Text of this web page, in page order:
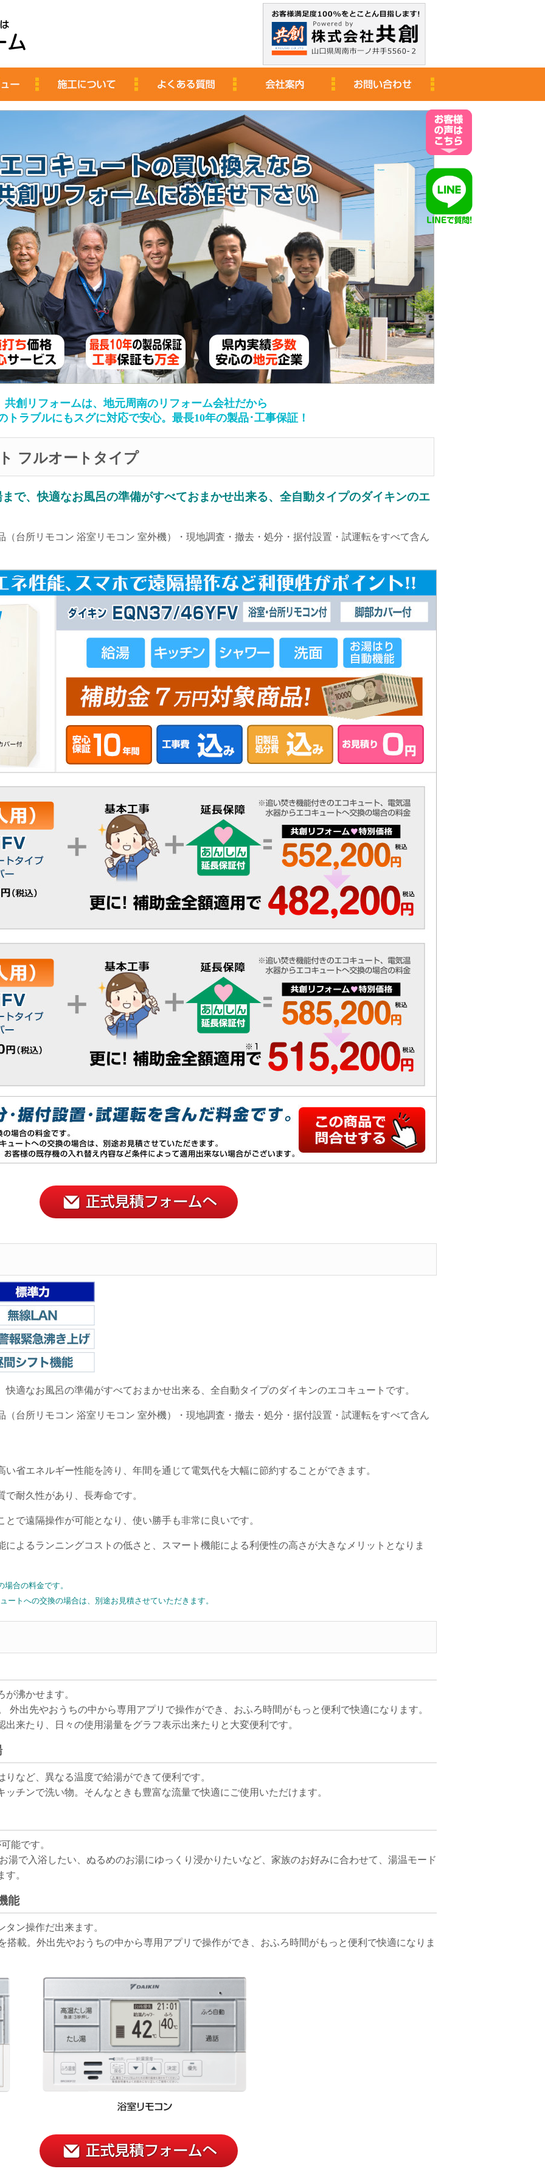
共創リフォームは、地元周南のリフォーム会社だから
トラブルにもスグに対応で安心。 最長10年の製品･工事保証！
フルオートタイプ
で、快適なお風呂の準備がすべておまかせ出来る、全自動タイプのダイキンのエ
（台所リモコン 浴室リモコン 室外機）・現地調査・撤去・処分・据付設置・試運転をすべて含ん
適なお風呂の準備がすべておまかせ出来る、全自動タイプのダイキンのエコキュートです。
（台所リモコン 浴室リモコン 室外機）・現地調査・撤去・処分・据付設置・試運転をすべて含ん
省エネルギー性能を誇り、年間を通じて電気代を大幅に節約することができます。
耐久性があり、長寿命です。
で遠隔操作が可能となり、使い勝手も非常に良いです。
よるランニングコストの低さと、スマート機能による利便性の高さが大きなメリットとなりま
合の料金です。
トへの交換の場合は、別途お見積させていただきます。
沸かせます。
外出先やおうちの中から専用アプリで操作ができ、おふろ時間がもっと便利で快適になります。
来たり、日々の使用湯量をグラフ表示出来たりと大変便利です。
など、異なる温度で給湯ができて便利です。
チンで洗い物。そんなときも豊富な流量で快適にご使用いただけます。
能です。
湯で入浴したい、ぬるめのお湯にゆっくり浸かりたいなど、家族のお好みに合わせて、湯温モード
。
能
ン操作だ出来ます。
載。外出先やおうちの中から専用アプリで操作ができ、おふろ時間がもっと便利で快適になりま